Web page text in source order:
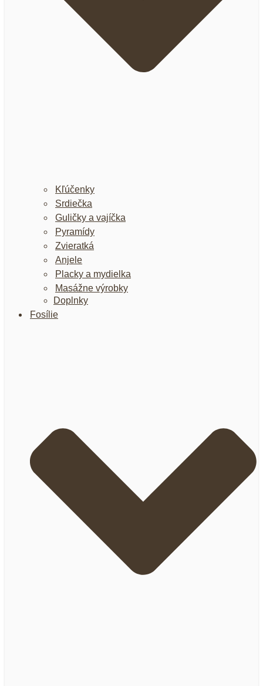
Kľúčenky
Srdiečka
Guličky a vajíčka
Pyramídy
Zvieratká
Anjele
Placky a mydielka
Masážne výrobky
Doplnky
Fosílie